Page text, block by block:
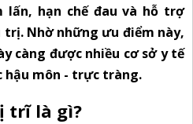
lấn, hạn chế đau và hỗ trợ
trị. Nhờ những ưu điểm này,
càng được nhiều cơ sở y tế
môn - trực tràng.
trĩ là gì?